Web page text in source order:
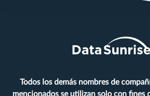
Todos los demás nombres de
mencionados se utilizan solo con fines